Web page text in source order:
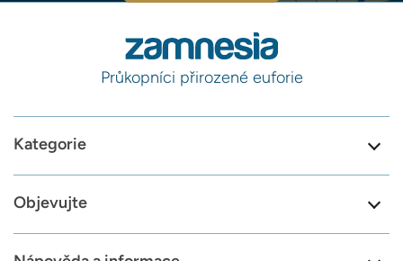
Průkopníci přirozené euforie
Kategorie
Objevujte